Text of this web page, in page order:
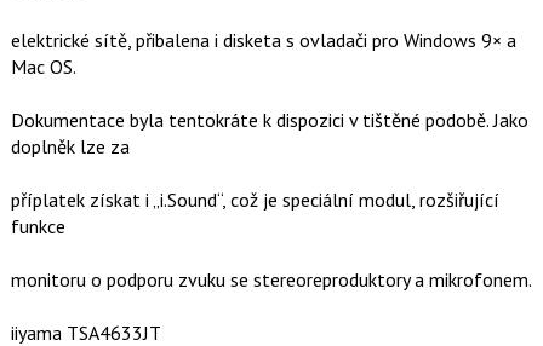
elektrické sítě, přibalena i disketa s ovladači pro Windows 9× a
Mac OS.
Dokumentace byla tentokráte k dispozici v tištěné podobě. Jako
doplněk lze za
příplatek získat i „i.Sound“, což je speciální modul, rozšiřující
funkce
monitoru o podporu zvuku se stereoreproduktory a mikrofonem.
iiyama TSA4633JT